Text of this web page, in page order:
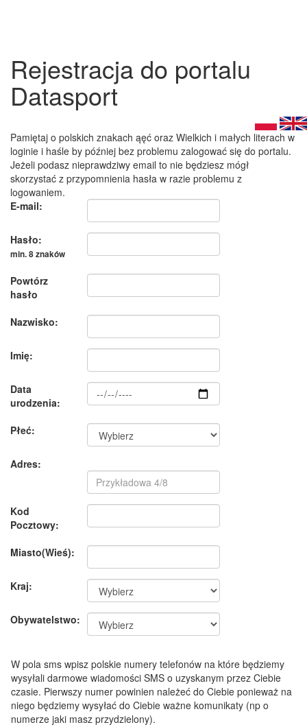
Rejestracja do portalu
Datasport
Pamiętaj o polskich znakach ąęć oraz Wielkich i małych literach w
loginie i haśle by później bez problemu zalogować się do portalu.
Jeżeli podasz nieprawdziwy email to nie będziesz mógł
skorzystać z przypomnienia hasła w razie problemu z
logowaniem.
E-mail:
Hasło:
min. 8 znaków
Powtórz
hasło
Nazwisko:
Imię:
Data
urodzenia:
Płeć:
Adres:
Kod
Pocztowy:
Miasto(Wieś):
Kraj:
Obywatelstwo:
W pola sms wpisz polskie numery telefonów na które będziemy
wysyłali darmowe wiadomości SMS o uzyskanym przez Ciebie
czasie. Pierwszy numer powinien należeć do Ciebie ponieważ na
niego będziemy wysyłać do Ciebie ważne komunikaty (np o
numerze jaki masz przydzielony).